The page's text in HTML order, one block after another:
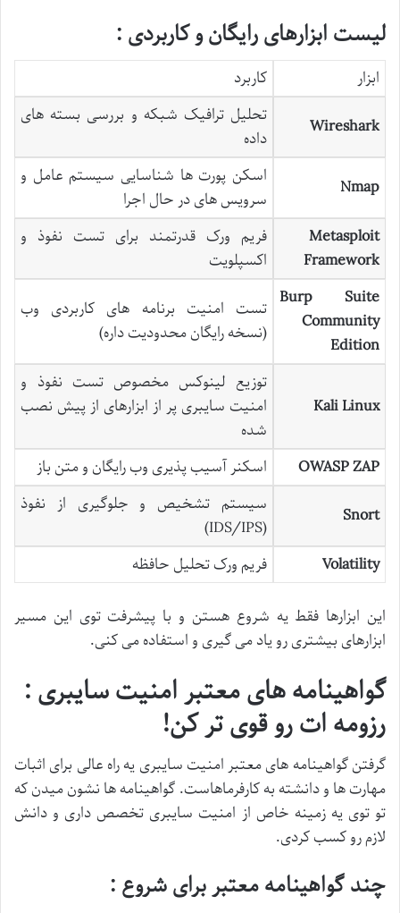
لیست ابزارهای رایگان و کاربردی :
ابزار
کاربرد
Wireshark
تحلیل ترافیک شبکه و بررسی بسته های
داده
Nmap
اسکن پورت ها شناسایی سیستم عامل و
سرویس های در حال اجرا
Metasploit
Framework
فریم ورک قدرتمند برای تست نفوذ و
اکسپلویت
Burp Suite
Community
Edition
تست امنیت برنامه های کاربردی وب
(نسخه رایگان محدودیت داره)
Kali Linux
توزیع لینوکس مخصوص تست نفوذ و
امنیت سایبری پر از ابزارهای از پیش نصب
شده
OWASP ZAP
اسکنر آسیب پذیری وب رایگان و متن باز
Snort
سیستم تشخیص و جلوگیری از نفوذ
(IDS/IPS)
Volatility
فریم ورک تحلیل حافظه
این ابزارها فقط یه شروع هستن و با پیشرفت توی این مسیر
ابزارهای بیشتری رو یاد می گیری و استفاده می کنی.
گواهینامه های معتبر امنیت سایبری :
رزومه ات رو قوی تر کن!
گرفتن گواهینامه های معتبر امنیت سایبری یه راه عالی برای اثبات
مهارت ها و دانشته به کارفرماهاست. گواهینامه ها نشون میدن که
تو توی یه زمینه خاص از امنیت سایبری تخصص داری و دانش
لازم رو کسب کردی.
چند گواهینامه معتبر برای شروع :